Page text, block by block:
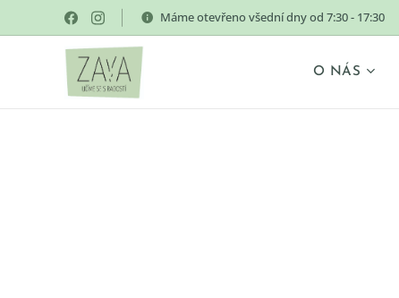
Máme otevřeno všední dny od 7:30 - 17:30
O NÁS